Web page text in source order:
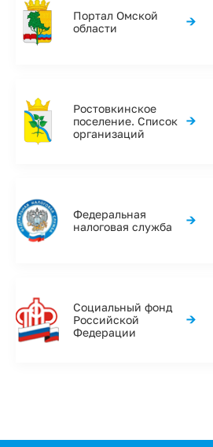
Портал Омской
области
→
Ростовкинское
поселение. Список
организаций
→
Федеральная
налоговая служба
→
Социальный фонд
Российской
Федерации
→